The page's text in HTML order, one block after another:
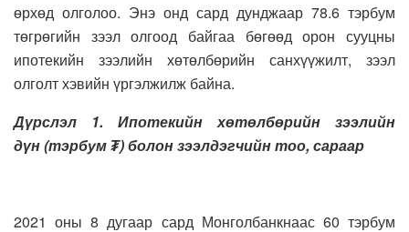
өрхөд олголоо. Энэ онд сард дунджаар 78.6 тэрбум
төгрөгийн зээл олгоод байгаа бөгөөд орон сууцны
ипотекийн зээлийн хөтөлбөрийн санхүүжилт, зээл
олголт хэвийн үргэлжилж байна.
Дүрслэл 1. Ипотекийн хөтөлбөрийн зээлийн
дүн(тэрбум ₮)болон зээлдэгчийн тоо, сараар
2021 оны 8 дугаар сард Монголбанкнаас 60 тэрбум